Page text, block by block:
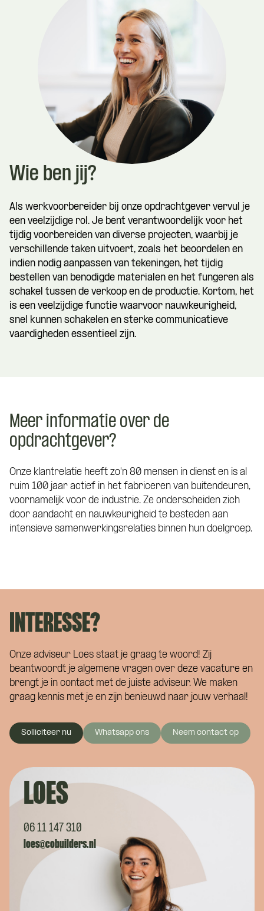
Wie ben jij?
Als werkvoorbereider bij onze opdrachtgever vervul je
een veelzijdige rol. Je bent verantwoordelijk voor het
tijdig voorbereiden van diverse projecten, waarbij je
verschillende taken uitvoert, zoals het beoordelen en
indien nodig aanpassen van tekeningen, het tijdig
bestellen van benodigde materialen en het fungeren als
schakel tussen de verkoop en de productie. Kortom, het
is een veelzijdige functie waarvoor nauwkeurigheid,
snel kunnen schakelen en sterke communicatieve
vaardigheden essentieel zijn.
Meer informatie over de
opdrachtgever?
Onze klantrelatie heeft zo'n 80 mensen in dienst en is al
ruim 100 jaar actief in het fabriceren van buitendeuren,
voornamelijk voor de industrie. Ze onderscheiden zich
door aandacht en nauwkeurigheid te besteden aan
intensieve samenwerkingsrelaties binnen hun doelgroep.
INTERESSE?
Onze adviseur Loes staat je graag te woord! Zij
beantwoordt je algemene vragen over deze vacature en
brengt je in contact met de juiste adviseur. We maken
graag kennis met je en zijn benieuwd naar jouw verhaal!
Solliciteer nu Whatsapp ons Neem contact op
LOES
06 11 147 310
loes@cobuilders.nl